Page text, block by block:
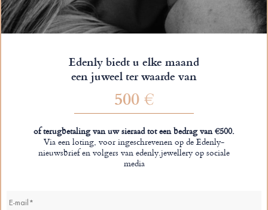
Edenly biedt u elke maand
een juweel ter waarde van
500 €
of terugbetaling van uw sieraad tot een bedrag van €500.
Via een loting, voor ingeschrevenen op de Edenly-
nieuwsbrief en volgers van edenly.jewellery op sociale
media